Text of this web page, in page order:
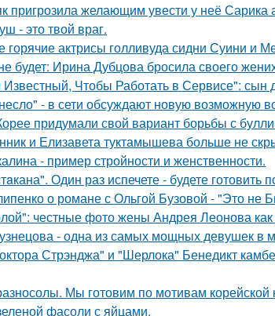
пригрозила желающим увести у неё Сарика
- это твой враг.
актрисы голливуда сидни Суини и
будет: Ирина Дубцова бросила своего
Чтобы Работать в Сервисе": сын
- в сети обсуждают новую возможную
придумали свой вариант борьбы с
и Елизавета туктамышева больше не
- пример стройности и женственности.
Один раз испечете - будете готовить
о романе с Ольгой Бузовой - "Это не
честные фото жены Андрея Леонова как
- одна из самых мощных девушек в
Стрэнджа" и "Шерлока" Бенедикт
Мы готовим по мотивам корейской
фасоли с яйцами.